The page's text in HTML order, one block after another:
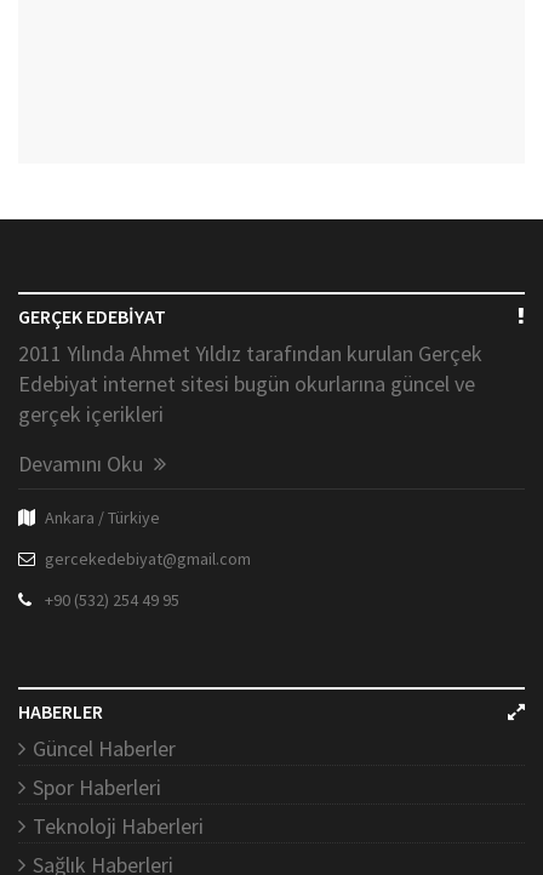
GERÇEK EDEBİYAT
2011 Yılında Ahmet Yıldız tarafından kurulan Gerçek
Edebiyat internet sitesi bugün okurlarına güncel ve
gerçek içerikleri
Devamını Oku
Ankara / Türkiye
gercekedebiyat@gmail.com
+90 (532) 254 49 95
HABERLER
Güncel Haberler
Spor Haberleri
Teknoloji Haberleri
Sağlık Haberleri